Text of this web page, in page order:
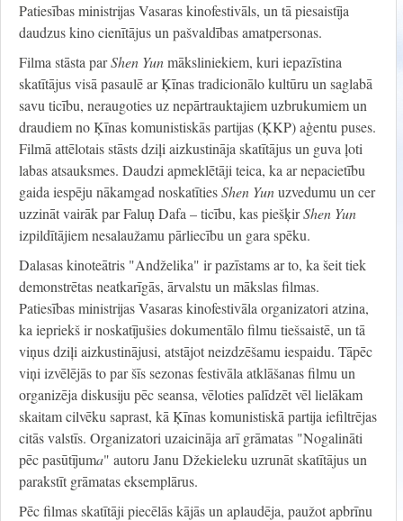
Patiesības ministrijas Vasaras kinofestivāls, un tā piesaistīja
daudzus kino cienītājus un pašvaldības amatpersonas.
Filma stāsta parShen Yunmāksliniekiem, kuri iepazīstina
skatītājus visā pasaulē ar Ķīnas tradicionālo kultūru un saglabā
savu ticību, neraugoties uz nepārtrauktajiem uzbrukumiem un
draudiem no Ķīnas komunistiskās partijas (ĶKP) aģentu puses.
Filmā attēlotais stāsts dziļi aizkustināja skatītājus un guva ļoti
labas atsauksmes. Daudzi apmeklētāji teica, ka ar nepacietību
gaida iespēju nākamgad noskatītiesShen Yunuzvedumu un cer
uzzināt vairāk par Faluņ Dafa – ticību, kas piešķirShen Yun
izpildītājiem nesalaužamu pārliecību un gara spēku.
Dalasas kinoteātris "Andželika" ir pazīstams ar to, ka šeit tiek
demonstrētas neatkarīgās, ārvalstu un mākslas filmas.
Patiesības ministrijas Vasaras kinofestivāla organizatori atzina,
ka iepriekš ir noskatījušies dokumentālo filmu tiešsaistē, un tā
viņus dziļi aizkustinājusi, atstājot neizdzēšamu iespaidu. Tāpēc
viņi izvēlējās to par šīs sezonas festivāla atklāšanas filmu un
organizēja diskusiju pēc seansa, vēloties palīdzēt vēl lielākam
skaitam cilvēku saprast, kā Ķīnas komunistiskā partija iefiltrējas
citās valstīs. Organizatori uzaicināja arī grāmatas "Nogalināti
pēc pasūtījuma" autoru Janu Džekieleku uzrunāt skatītājus un
parakstīt grāmatas eksemplārus.
Pēc filmas skatītāji piecēlās kājās un aplaudēja, paužot apbrīnu